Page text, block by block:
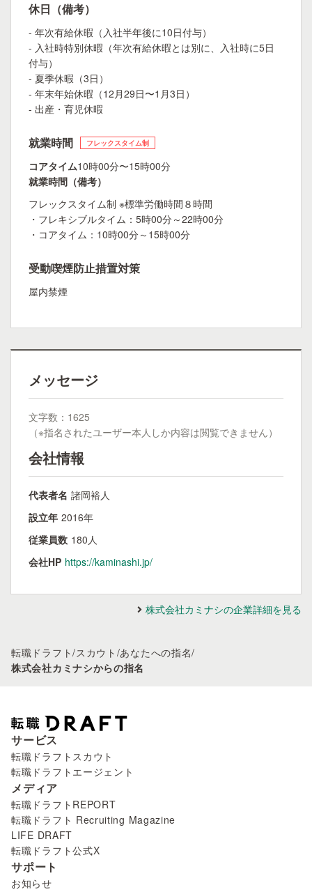
休日（備考）
- 年次有給休暇（入社半年後に10日付与）
- 入社時特別休暇（年次有給休暇とは別に、入社時に5日
付与）
- 夏季休暇（3日）
- 年末年始休暇（12月29日〜1月3日）
- 出産・育児休暇
就業時間 フレックスタイム制
コアタイム10時00分〜15時00分
就業時間（備考）
フレックスタイム制 ※標準労働時間８時間
・フレキシブルタイム：5時00分～22時00分
・コアタイム：10時00分～15時00分
受動喫煙防止措置対策
屋内禁煙
メッセージ
文字数：1625
（※指名されたユーザー本人しか内容は閲覧できません）
会社情報
代表者名 諸岡裕人
設立年 2016年
従業員数 180人
会社HP https://kaminashi.jp/
株式会社カミナシの企業詳細を見る
転職ドラフト/スカウト /あなたへの指名/
株式会社カミナシからの指名
サービス
転職ドラフトスカウト
転職ドラフトエージェント
メディア
転職ドラフトREPORT
転職ドラフト Recruiting Magazine
LIFE DRAFT
転職ドラフト公式X
サポート
お知らせ